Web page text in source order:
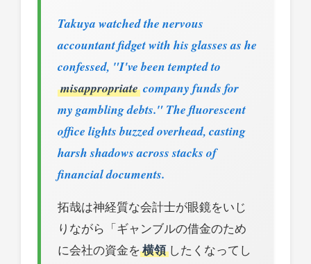
Takuya watched the nervous
accountant fidget with his glasses as he
confessed, "I've been tempted to
misappropriate company funds for
my gambling debts." The fluorescent
office lights buzzed overhead, casting
harsh shadows across stacks of
financial documents.
拓哉は神経質な会計士が眼鏡をいじ
りながら「ギャンブルの借金のため
に会社の資金を 横領したくなってし